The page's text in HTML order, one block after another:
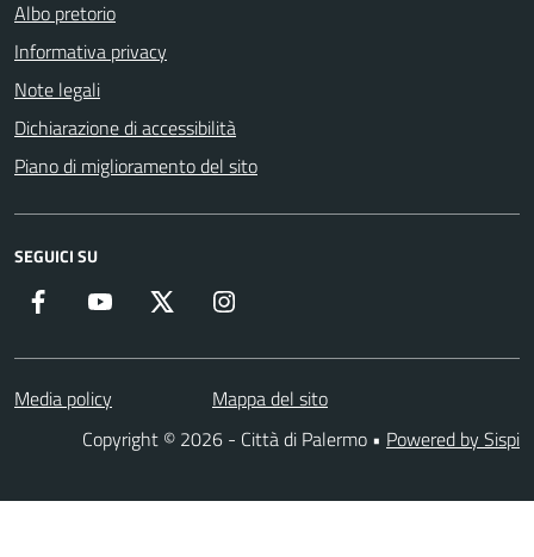
Albo pretorio
Informativa privacy
Note legali
Dichiarazione di accessibilità
Piano di miglioramento del sito
SEGUICI SU
Facebook YouTube Twitter
Media policy
Mappa del sito
Copyright © 2026 - Città di Palermo • Powered by Sispi